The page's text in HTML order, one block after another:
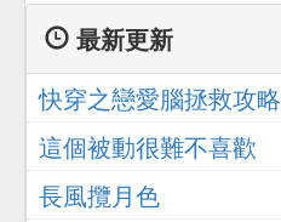
最新更新
快穿之戀愛腦拯救攻略
這個被動很難不喜歡
長風攬月色